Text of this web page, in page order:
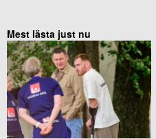
Mest lästa just nu